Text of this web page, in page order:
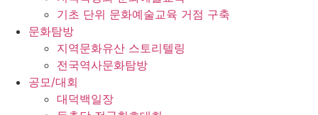
기초 단위 문화예술교육 거점 구축
문화탐방
지역문화유산 스토리텔링
전국역사문화탐방
공모/대회
대덕백일장